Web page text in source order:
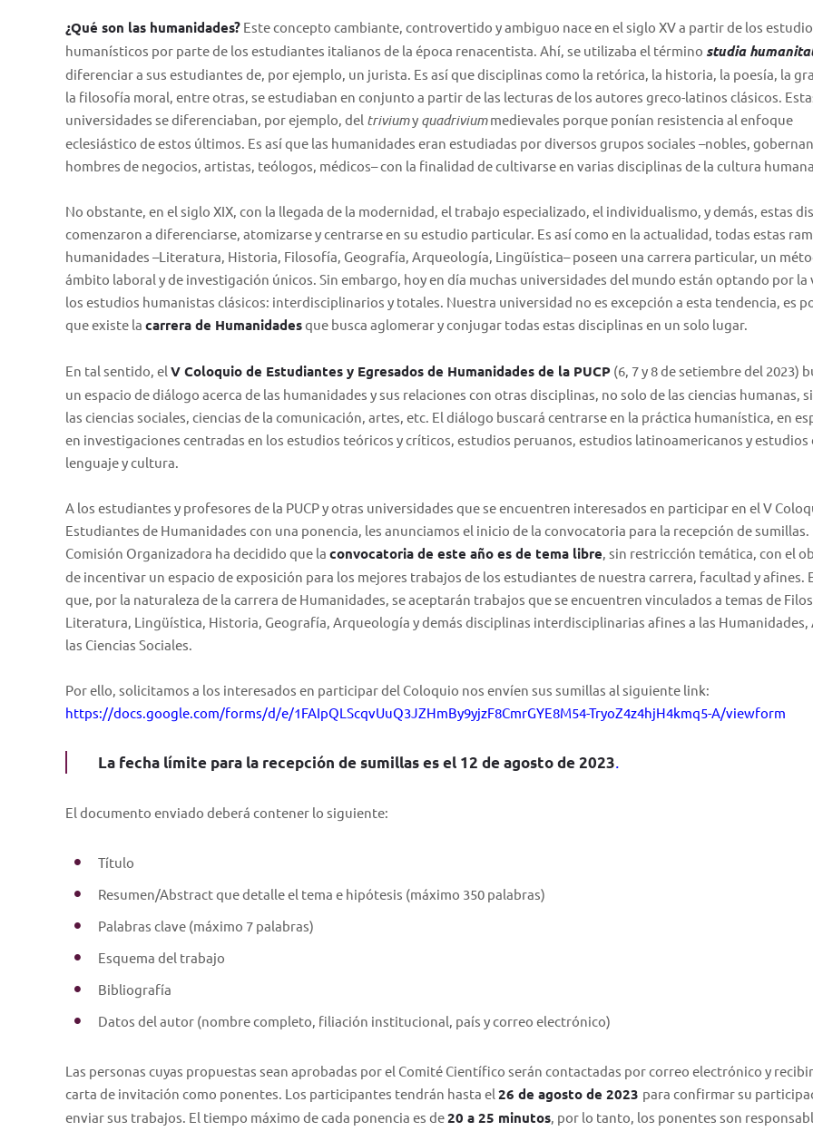
¿Qué son las humanidades? Este concepto cambiante, controvertido y ambiguo nace en el siglo XV a partir de los
humanísticos por parte de los estudiantes italianos de la época renacentista. Ahí, se utilizaba el término studia
diferenciar a sus estudiantes de, por ejemplo, un jurista. Es así que disciplinas como la retórica, la historia, la poesía, la
la filosofía moral, entre otras, se estudiaban en conjunto a partir de las lecturas de los autores greco-latinos clásicos.
universidades se diferenciaban, por ejemplo, del triviumy quadriviummedievales porque ponían resistencia al enfoque
eclesiástico de estos últimos. Es así que las humanidades eran estudiadas por diversos grupos sociales –nobles,
hombres de negocios, artistas, teólogos, médicos– con la finalidad de cultivarse en varias disciplinas de la cultura
No obstante, en el siglo XIX, con la llegada de la modernidad, el trabajo especializado, el individualismo, y demás, estas
comenzaron a diferenciarse, atomizarse y centrarse en su estudio particular. Es así como en la actualidad, todas estas
humanidades –Literatura, Historia, Filosofía, Geografía, Arqueología, Lingüística– poseen una carrera particular, un
ámbito laboral y de investigación únicos. Sin embargo, hoy en día muchas universidades del mundo están optando por la
los estudios humanistas clásicos: interdisciplinarios y totales. Nuestra universidad no es excepción a esta tendencia, es
que existe la carrera de Humanidadesque busca aglomerar y conjugar todas estas disciplinas en un solo lugar.
En tal sentido, el V Coloquio de Estudiantes y Egresados de Humanidades de la PUCP (6, 7 y 8 de setiembre del 2023)
un espacio de diálogo acerca de las humanidades y sus relaciones con otras disciplinas, no solo de las ciencias humanas,
las ciencias sociales, ciencias de la comunicación, artes, etc. El diálogo buscará centrarse en la práctica humanística, en
en investigaciones centradas en los estudios teóricos y críticos, estudios peruanos, estudios latinoamericanos y estudios
lenguaje y cultura.
A los estudiantes y profesores de la PUCP y otras universidades que se encuentren interesados en participar en el V
Estudiantes de Humanidades con una ponencia, les anunciamos el inicio de la convocatoria para la recepción de sumillas.
Comisión Organizadora ha decidido que la convocatoria de este año es de tema libre, sin restricción temática, con el
de incentivar un espacio de exposición para los mejores trabajos de los estudiantes de nuestra carrera, facultad y afines.
que, por la naturaleza de la carrera de Humanidades, se aceptarán trabajos que se encuentren vinculados a temas de
Literatura, Lingüística, Historia, Geografía, Arqueología y demás disciplinas interdisciplinarias afines a las Humanidades,
las Ciencias Sociales.
Por ello, solicitamos a los interesados en participar del Coloquio nos envíen sus sumillas al siguiente link:
https://docs.google.com/forms/d/e/1FAIpQLScqvUuQ3JZHmBy9yjzF8CmrGYE8M54-TryoZ4z4hjH4kmq5-A/viewform
La fecha límite para la recepción de sumillas es el 12 de agosto de 2023.
El documento enviado deberá contener lo siguiente:
Título
Resumen/Abstract que detalle el tema e hipótesis (máximo 350 palabras)
Palabras clave (máximo 7 palabras)
Esquema del trabajo
Bibliografía
Datos del autor (nombre completo, filiación institucional, país y correo electrónico)
Las personas cuyas propuestas sean aprobadas por el Comité Científico serán contactadas por correo electrónico y
carta de invitación como ponentes. Los participantes tendrán hasta el 26 de agosto de 2023 para confirmar su
enviar sus trabajos. El tiempo máximo de cada ponencia es de20 a 25 minutos, por lo tanto, los ponentes son